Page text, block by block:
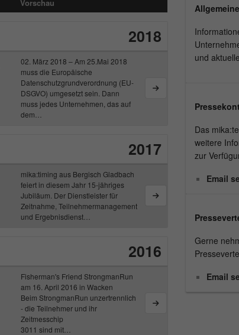
Vorschau
2018
02. März 2018 – Am 25.Mai 2018
muss die Europäische
Datenschutzgrundverordnung (EU-
DSGVO) umgesetzt sein. Dann
muss jedes Unternehmen, das auf
dem…
2017
mika:timing aus Bergisch Gladbach
feiert in diesem Jahr 15-jähriges
Jubiläum. Der Dienstleister für
Zeitnahme, Teilnehmermanagement
und Ergebnisdienst…
2016
Fisherman's Friend StrongmanRun
am 16. April 2016 in Wacken
Beim StrongmanRun unzertrennlich
- die Teilnehmer und ihr
Zeitmesschip
3011 sind mit…
und
Das
weitere
zur
Email
Gerne
Email
1 Monat
Speichert den Zustimmungsstatus des
Benutzers für Cookies auf der aktuellen
_pk_id#
1 Jahr
Erfasst Statistiken über Besuche des Benutzers
auf der Website, wie z. B. die Anzahl der
Besuche, durchschnittliche Verweildauer auf der
stats.hk-net.de
Session
Wird von Matomo genutzt, um Seitenabrufe des
Besuchers während der Sitzung
nachzuverfolgen.
_ga